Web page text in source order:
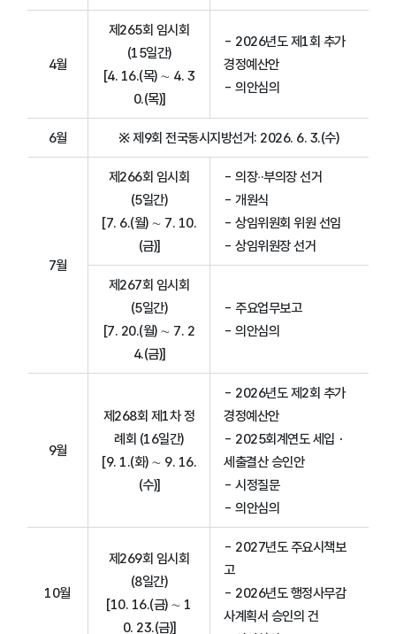
4월
제265회 임시회
(15일간)
[4. 16.(목) ∼ 4. 3
0.(목)]
- 2026년도 제1회 추가
경정예산안
- 의안심의
6월 ※ 제9회 전국동시지방선거: 2026. 6. 3.(수)
7월
제266회 임시회
(5일간)
[7. 6.(월) ∼ 7. 10.
(금)]
- 의장‧·부의장 선거
- 개원식
- 상임위원회 위원 선임
- 상임위원장 선거
제267회 임시회
(5일간)
[7. 20.(월) ∼ 7. 2
4.(금)]
- 주요업무보고
- 의안심의
9월
제268회 제1차 정
례회 (16일간)
[9. 1.(화) ∼ 9. 16.
(수)]
- 2026년도 제2회 추가
경정예산안
- 2025회계연도 세입ㆍ
세출결산 승인안
- 시정질문
- 의안심의
10월
제269회 임시회
(8일간)
[10. 16.(금) ∼ 1
0. 23.(금)]
- 2027년도 주요시책보
고
- 2026년도 행정사무감
사계획서 승인의 건